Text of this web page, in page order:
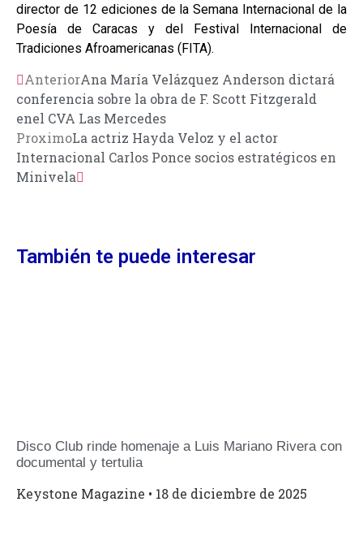
director de 12 ediciones de la Semana Internacional de la
Poesía de Caracas y del Festival Internacional de
Tradiciones Afroamericanas (FITA).
AnteriorAna María Velázquez Anderson dictará
conferencia sobre la obra de F. Scott Fitzgerald
enel CVA Las Mercedes
ProximoLa actriz Hayda Veloz y el actor
Internacional Carlos Ponce socios estratégicos en
Minivela
También te puede interesar
Disco Club rinde homenaje a Luis Mariano Rivera con
documental y tertulia
Keystone Magazine 18 de diciembre de 2025